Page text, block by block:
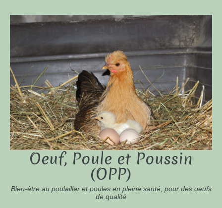
Oeuf, Poule et Poussin
(OPP)
Bien-être au poulailler et poules en pleine santé, pour des oeufs
de qualité